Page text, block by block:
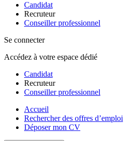
Candidat
Recruteur
Conseiller professionnel
Se connecter
Accédez à votre espace dédié
Candidat
Recruteur
Conseiller professionnel
Accueil
Rechercher des offres d’emploi
Déposer mon CV